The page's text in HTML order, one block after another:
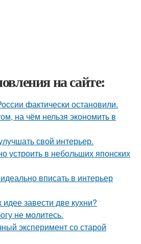
на сайте:
фактически остановили.
на чём нельзя экономить в
свой интерьер.
устроить в небольших японских
вписать в интерьер
идее завести две кухни?
не молитесь.
эксперимент со старой